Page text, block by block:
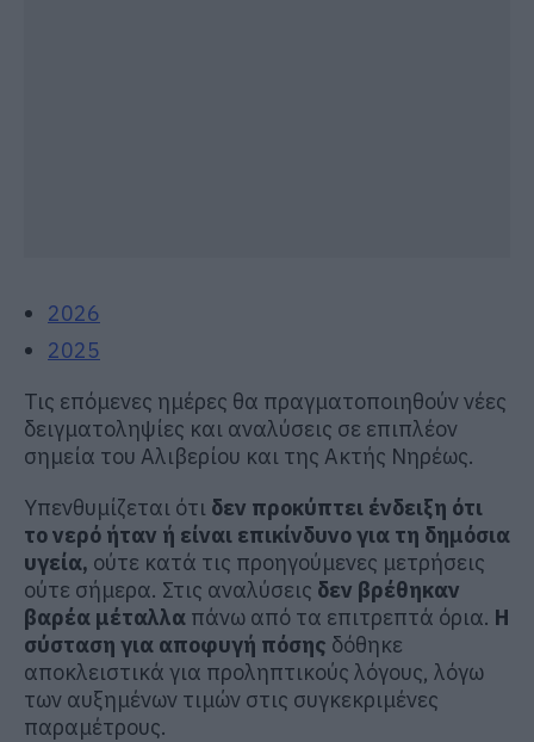
2026
2025
Τις επόμενες ημέρες θα πραγματοποιηθούν νέες
δειγματοληψίες και αναλύσεις σε επιπλέον
σημεία του Αλιβερίου και της Ακτής Νηρέως.
Υπενθυμίζεται ότι δεν προκύπτει ένδειξη ότι
το νερό ήταν ή είναι επικίνδυνο για τη δημόσια
υγεία, ούτε κατά τις προηγούμενες μετρήσεις
ούτε σήμερα. Στις αναλύσεις δεν βρέθηκαν
βαρέα μέταλλα πάνω από τα επιτρεπτά όρια. Η
σύσταση για αποφυγή πόσης δόθηκε
αποκλειστικά για προληπτικούς λόγους, λόγω
των αυξημένων τιμών στις συγκεκριμένες
παραμέτρους.